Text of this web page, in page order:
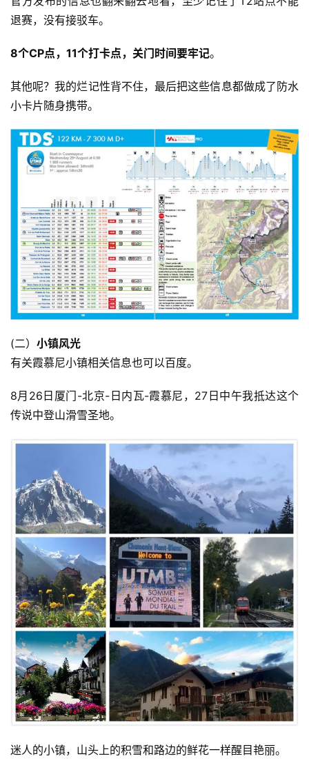
退赛，没有接驳车。
8个CP点，11个打卡点，关门时间要牢记。
其他呢？我的烂记性背不住，最后把这些信息都做成了防水
小卡片随身携带。
(二） 小镇风光
有关霞慕尼小镇相关信息也可以百度。
8月26日厦门-北京-日内瓦-霞慕尼，27日中午我抵达这个
传说中登山滑雪圣地。
迷人的小镇，山头上的积雪和路边的鲜花一样醒目艳丽。